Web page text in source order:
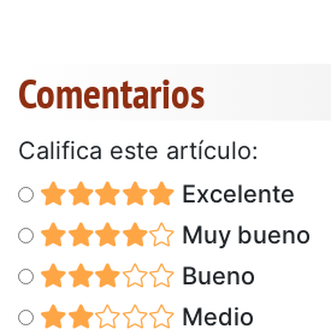
Comentarios
Califica este artículo:
Excelente
Muy bueno
Bueno
Medio